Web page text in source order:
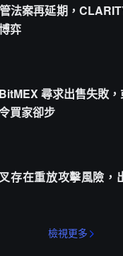
法案再延期，
弈
尋求出售失敗
買家卻步
存在重放攻擊風險，
檢視更多